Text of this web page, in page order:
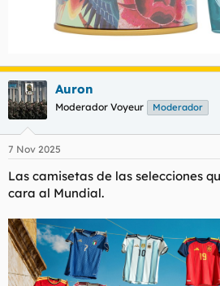
Auron
Moderador Voyeur Moderador
7 Nov 2025
Las camisetas de las selecciones
cara al Mundial.